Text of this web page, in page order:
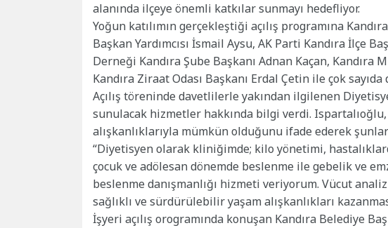
alanında ilçeye önemli katkılar sunmayı hedefliyor.
Yoğun katılımın gerçekleştiği açılış programına
Başkan Yardımcısı İsmail Aysu, AK Parti Kandıra İlçe
Derneği Kandıra Şube Başkanı Adnan Kaçan,
Kandıra Ziraat Odası Başkanı Erdal Çetin ile çok sayıda
Açılış töreninde davetlilerle yakından ilgilenen
sunulacak hizmetler hakkında bilgi verdi. Ispartalıoğlu,
alışkanlıklarıyla mümkün olduğunu ifade ederek
“Diyetisyen olarak kliniğimde; kilo yönetimi,
çocuk ve adölesan dönemde beslenme ile gebelik ve
beslenme danışmanlığı hizmeti veriyorum. Vücut
sağlıklı ve sürdürülebilir yaşam alışkanlıkları
İşyeri açılış orogramında konuşan Kandıra Belediye